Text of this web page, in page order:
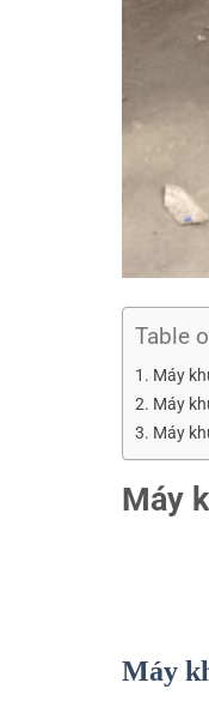
Table
Máy
Máy
Máy
Máy
Máy